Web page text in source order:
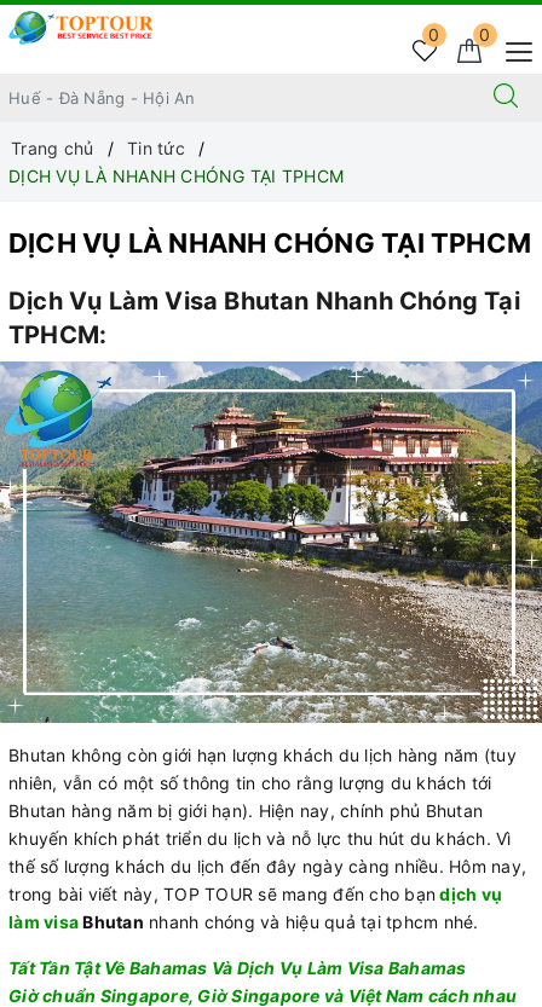
0
0
Trang chủ
Tin tức
DỊCH VỤ LÀ NHANH CHÓNG TẠI TPHCM
DỊCH VỤ LÀ NHANH CHÓNG TẠI TPHCM
Dịch Vụ Làm Visa Bhutan Nhanh Chóng Tại
TPHCM:
Bhutan không còn giới hạn lượng khách du lịch hàng năm (tuy
nhiên, vẫn có một số thông tin cho rằng lượng du khách tới
Bhutan hàng năm bị giới hạn). Hiện nay, chính phủ Bhutan
khuyến khích phát triển du lịch và nỗ lực thu hút du khách. Vì
thế số lượng khách du lịch đến đây ngày càng nhiều. Hôm nay,
trong bài viết này, TOP TOUR sẽ mang đến cho bạndịch vụ
làm visaBhutan nhanh chóng và hiệu quả tại tphcm nhé.
Tất Tần Tật Về Bahamas Và Dịch Vụ Làm Visa Bahamas
Giờ chuẩn Singapore, Giờ Singapore và Việt Nam cách nhau